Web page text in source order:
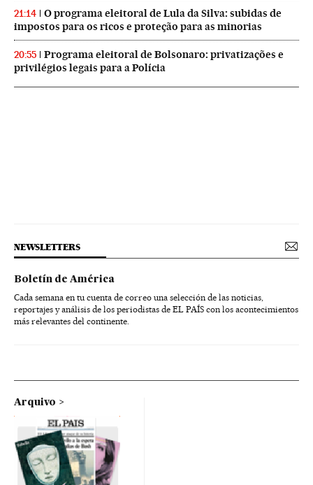
21:14
O programa eleitoral de Lula da Silva: subidas de
impostos para os ricos e proteção para as minorias
20:55
Programa eleitoral de Bolsonaro: privatizações e
privilégios legais para a Polícia
NEWSLETTERS
Boletín de América
Cada semana en tu cuenta de correo una selección de las noticias,
reportajes y análisis de los periodistas de EL PAÍS con los acontecimientos
más relevantes del continente.
Arquivo